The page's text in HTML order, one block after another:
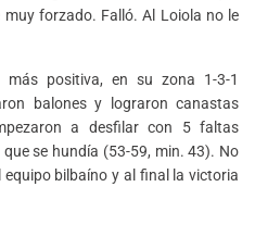
forzado. Falló. Al Loiola no le
positiva, en su zona 1-3-1
balones y lograron canastas
a desfilar con 5 faltas
se hundía (53-59, min. 43). No
bilbaíno y al final la victoria